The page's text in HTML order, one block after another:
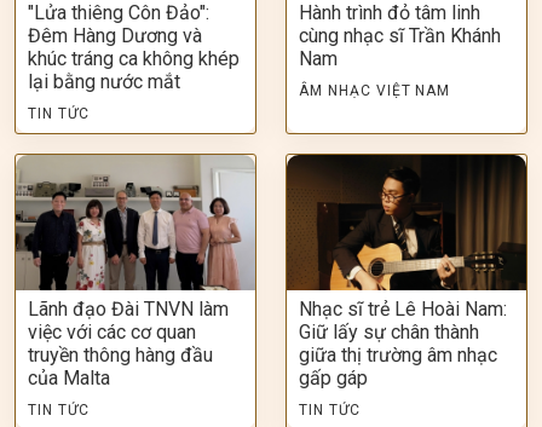
"Lửa thiêng Côn Đảo":
Đêm Hàng Dương và
khúc tráng ca không khép
lại bằng nước mắt
TIN TỨC
Hành trình đỏ tâm linh
cùng nhạc sĩ Trần Khánh
Nam
ÂM NHẠC VIỆT NAM
Lãnh đạo Đài TNVN làm
việc với các cơ quan
truyền thông hàng đầu
của Malta
TIN TỨC
Nhạc sĩ trẻ Lê Hoài Nam:
Giữ lấy sự chân thành
giữa thị trường âm nhạc
gấp gáp
TIN TỨC